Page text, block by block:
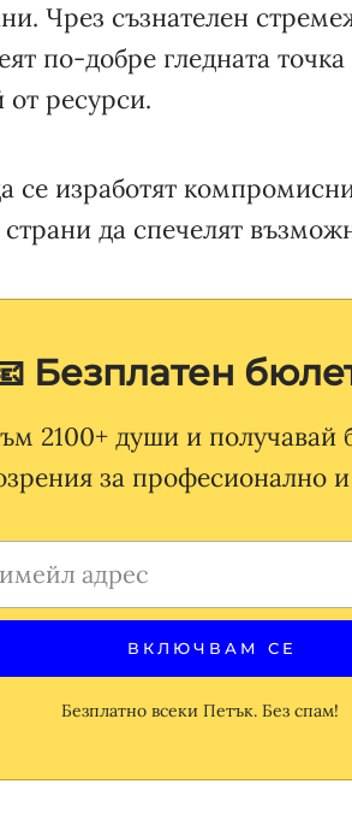
Чрез съзнателен
по-добре гледната точка
ресурси.
се изработят
страни да спечелят
Безплатен
2100+ души и получавай
за професионално
Безплатно всеки Петък. Без спам!